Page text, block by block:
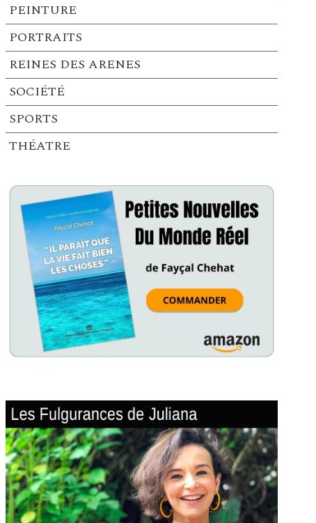
PEINTURE
PORTRAITS
REINES DES ARENES
SOCIÉTÉ
SPORTS
THÉATRE